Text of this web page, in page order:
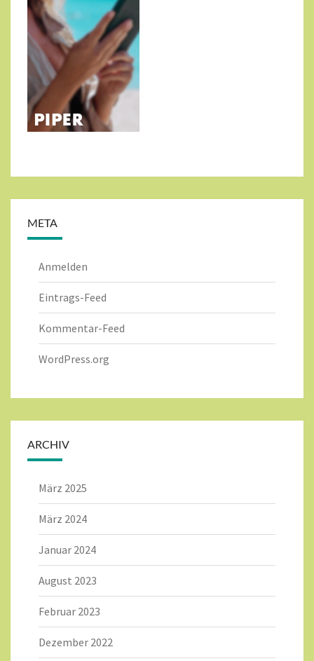
META
Anmelden
Eintrags-Feed
Kommentar-Feed
WordPress.org
ARCHIV
März 2025
März 2024
Januar 2024
August 2023
Februar 2023
Dezember 2022